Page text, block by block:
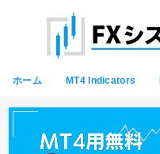
ホーム MT4 Indicators